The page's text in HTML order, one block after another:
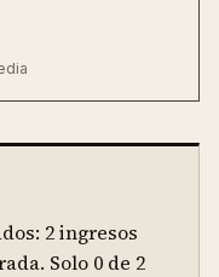
2 ingresos
Solo 0 de 2